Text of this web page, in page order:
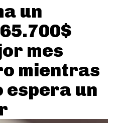
un
mes
mientras
espera un